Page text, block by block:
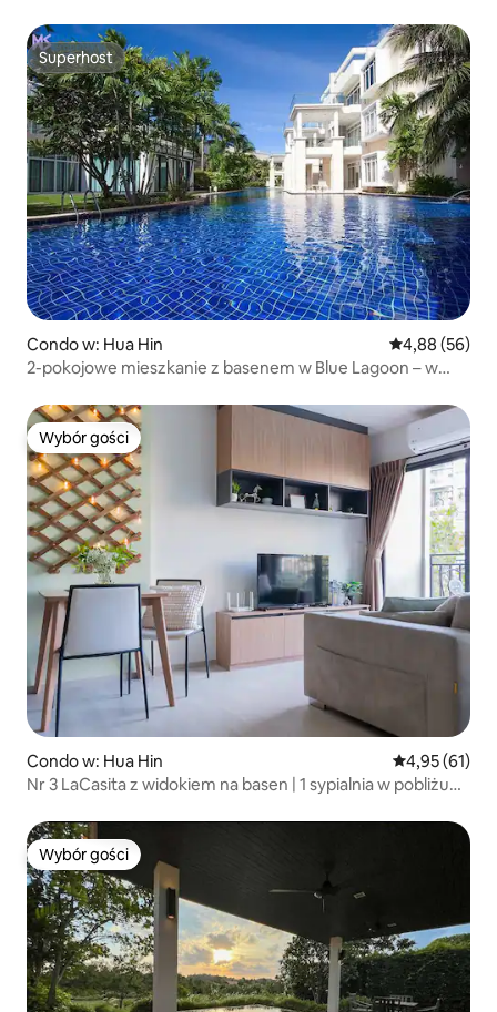
Superhost
Superhost
Condo w: Hua Hin Średnia
4,88 (56)
2-pokojowe mieszkanie z basenem w Blue Lagoon – w
Wybór gości
Wybór gości
Condo w: Hua Hin Średnia
4,95 (61)
Nr 3 LaCasita z widokiem na basen | 1 sypialnia w pobliżu
Wybór gości
Wybór gości